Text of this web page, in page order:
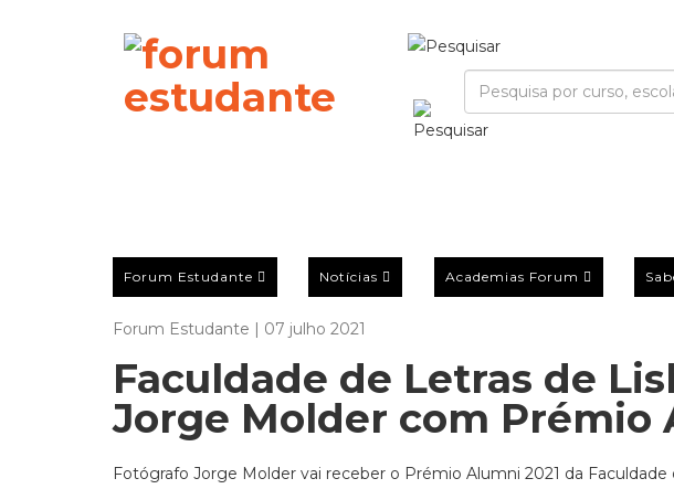
Forum Estudante Notícias Academias Forum
Forum Estudante | 07 julho 2021
Faculdade de Letras de
Jorge Molder com Prémio
Fotógrafo Jorge Molder vai receber o Prémio Alumni 2021 da Faculdade